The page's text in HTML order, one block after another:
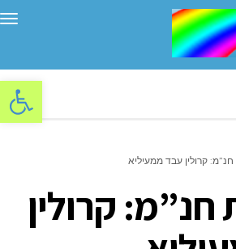
פתח
קרולין עבד ממעיליא
חנ”מ: קרולין